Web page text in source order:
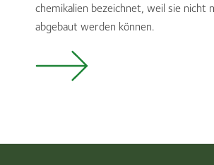
chemikalien bezeichnet, weil sie nicht
abgebaut werden können.